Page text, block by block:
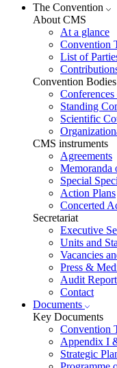
The Convention
About CMS
At a glance
Convention
List of
Convention Bodies
Standing
Scientific
CMS instruments
Agreements
Memoranda
Special
Action Plans
Concerted
Secretariat
Executive
Units and
Vacancies
Press &
Audit Report
Contact
Documents
Key Documents
Convention
Appendix I
Strategic